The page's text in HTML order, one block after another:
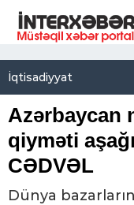
İqtisadiyyat
Azərbaycan
qiyməti
CƏDVƏL
Dünya